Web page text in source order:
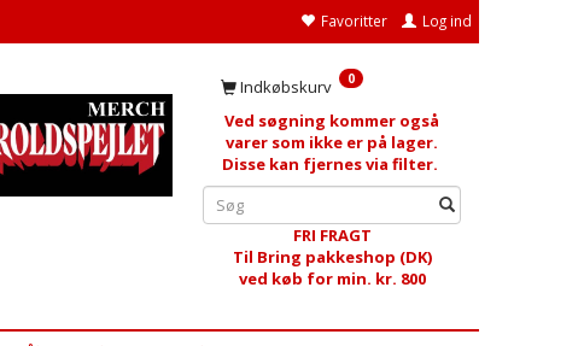
Favoritter Log ind
Indkøbskurv 0
Ved søgning kommer også
varer som ikke er på lager.
Disse kan fjernes via filter.
FRI FRAGT
Til Bring pakkeshop (DK)
ved køb for min. kr. 800